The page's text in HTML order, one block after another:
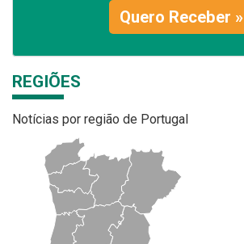
Quero Receber »
REGIÕES
Notícias por região de Portugal